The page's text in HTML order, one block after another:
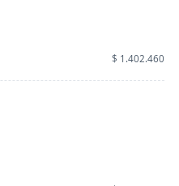
$ 1.402.460